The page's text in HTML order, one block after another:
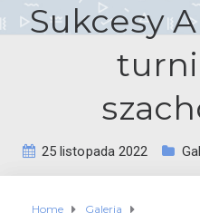
Sukcesy
25 listopada 2022
Home
Galeria